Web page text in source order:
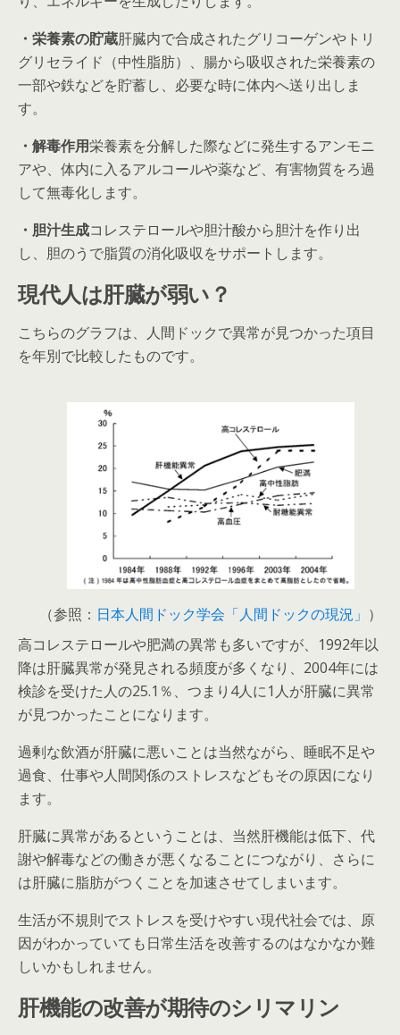
・栄養素の貯蔵肝臓内で合成されたグリコーゲンやトリ
グリセライド（中性脂肪）、腸から吸収された栄養素の
一部や鉄などを貯蓄し、必要な時に体内へ送り出しま
す。
・解毒作用栄養素を分解した際などに発生するアンモニ
アや、体内に入るアルコールや薬など、有害物質をろ過
して無毒化します。
・胆汁生成コレステロールや胆汁酸から胆汁を作り出
し、胆のうで脂質の消化吸収をサポートします。
現代人は肝臓が弱い？
こちらのグラフは、人間ドックで異常が見つかった項目
を年別で比較したものです。
（参照： 日本人間ドック学会「人間ドックの現況」 ）
高コレステロールや肥満の異常も多いですが、1992年以
降は肝臓異常が発見される頻度が多くなり、2004年には
検診を受けた人の25.1％、つまり4人に1人が肝臓に異常
が見つかったことになります。
過剰な飲酒が肝臓に悪いことは当然ながら、睡眠不足や
過食、仕事や人間関係のストレスなどもその原因になり
ます。
肝臓に異常があるということは、当然肝機能は低下、代
謝や解毒などの働きが悪くなることにつながり、さらに
は肝臓に脂肪がつくことを加速させてしまいます。
生活が不規則でストレスを受けやすい現代社会では、原
因がわかっていても日常生活を改善するのはなかなか難
しいかもしれません。
肝機能の改善が期待のシリマリン